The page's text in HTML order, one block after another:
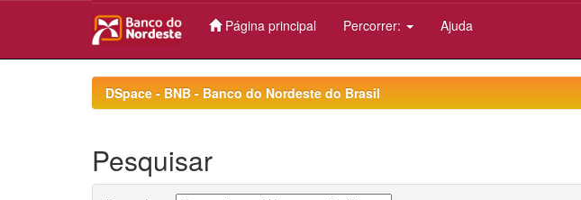
Página principal Percorrer: Ajuda
DSpace - BNB - Banco do Nordeste do Brasil
Pesquisar